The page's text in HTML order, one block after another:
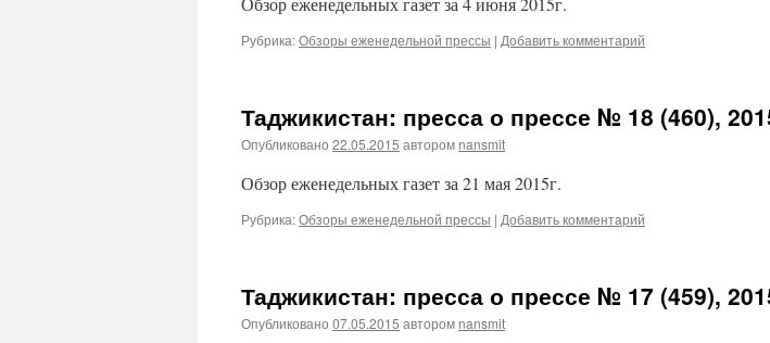
Рубрика:Обзоры еженедельной прессы | Добавить комментарий
Таджикистан: пресса о прессе № 18 (460),
Опубликовано 22.05.2015 автором nansmit
Обзор еженедельных газет за 21 мая 2015г.
Рубрика:Обзоры еженедельной прессы | Добавить комментарий
Таджикистан: пресса о прессе № 17 (459),
Опубликовано 07.05.2015 автором nansmit